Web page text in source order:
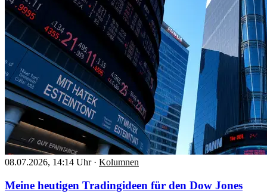
08.07.2026, 14:14 Uhr · Kolumnen
Meine heutigen Tradingideen für den Dow Jones